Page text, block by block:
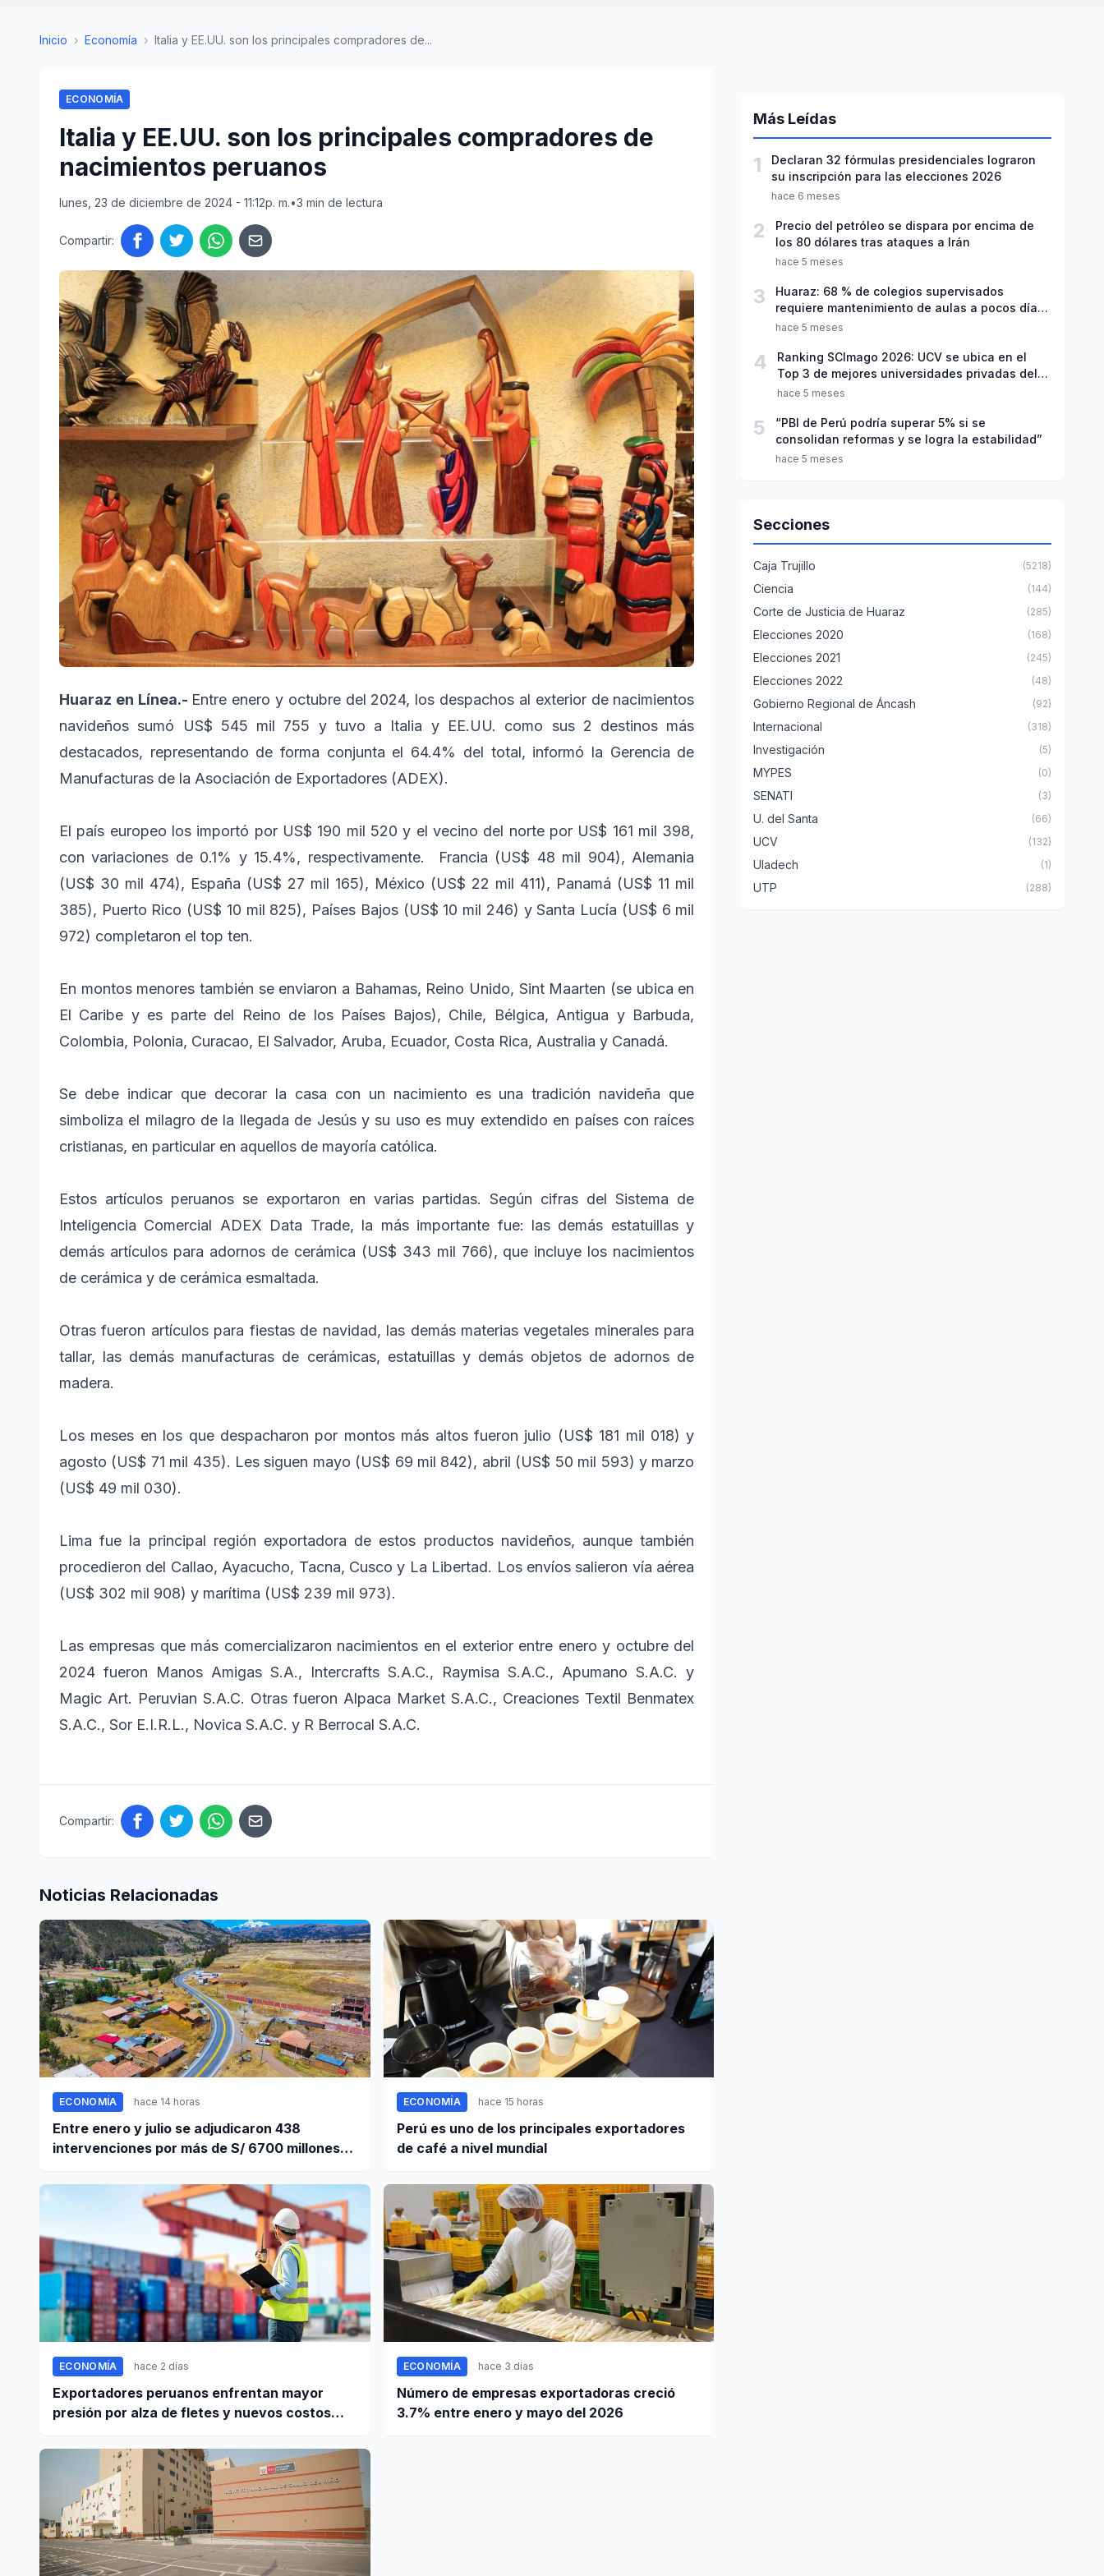
Inicio › Economía › Italia y EE.UU. son los principales compradores de...
ECONOMÍA
Italia y EE.UU. son los principales compradores de
nacimientos peruanos
lunes, 23 de diciembre de 2024 - 11:12p. m.•3 min de lectura
Compartir:
Huaraz en Línea.- Entre enero y octubre del 2024, los despachos al exterior de nacimientos
navideños sumó US$ 545 mil 755 y tuvo a Italia y EE.UU. como sus 2 destinos más
destacados, representando de forma conjunta el 64.4% del total, informó la Gerencia de
Manufacturas de la Asociación de Exportadores (ADEX).
El país europeo los importó por US$ 190 mil 520 y el vecino del norte por US$ 161 mil 398,
con variaciones de 0.1% y 15.4%, respectivamente. Francia (US$ 48 mil 904), Alemania
(US$ 30 mil 474), España (US$ 27 mil 165), México (US$ 22 mil 411), Panamá (US$ 11 mil
385), Puerto Rico (US$ 10 mil 825), Países Bajos (US$ 10 mil 246) y Santa Lucía (US$ 6 mil
972) completaron el top ten.
En montos menores también se enviaron a Bahamas, Reino Unido, Sint Maarten (se ubica en
El Caribe y es parte del Reino de los Países Bajos), Chile, Bélgica, Antigua y Barbuda,
Colombia, Polonia, Curacao, El Salvador, Aruba, Ecuador, Costa Rica, Australia y Canadá.
Se debe indicar que decorar la casa con un nacimiento es una tradición navideña que
simboliza el milagro de la llegada de Jesús y su uso es muy extendido en países con raíces
cristianas, en particular en aquellos de mayoría católica.
Estos artículos peruanos se exportaron en varias partidas. Según cifras del Sistema de
Inteligencia Comercial ADEX Data Trade, la más importante fue: las demás estatuillas y
demás artículos para adornos de cerámica (US$ 343 mil 766), que incluye los nacimientos
de cerámica y de cerámica esmaltada.
Otras fueron artículos para fiestas de navidad, las demás materias vegetales minerales para
tallar, las demás manufacturas de cerámicas, estatuillas y demás objetos de adornos de
madera.
Los meses en los que despacharon por montos más altos fueron julio (US$ 181 mil 018) y
agosto (US$ 71 mil 435). Les siguen mayo (US$ 69 mil 842), abril (US$ 50 mil 593) y marzo
(US$ 49 mil 030).
Lima fue la principal región exportadora de estos productos navideños, aunque también
procedieron del Callao, Ayacucho, Tacna, Cusco y La Libertad. Los envíos salieron vía aérea
(US$ 302 mil 908) y marítima (US$ 239 mil 973).
Las empresas que más comercializaron nacimientos en el exterior entre enero y octubre del
2024 fueron Manos Amigas S.A., Intercrafts S.A.C., Raymisa S.A.C., Apumano S.A.C. y
Magic Art. Peruvian S.A.C. Otras fueron Alpaca Market S.A.C., Creaciones Textil Benmatex
S.A.C., Sor E.I.R.L., Novica S.A.C. y R Berrocal S.A.C.
Compartir:
Noticias Relacionadas
ECONOMÍA hace 14 horas
Entre enero y julio se adjudicaron 438
intervenciones por más de S/ 6700 millones
ECONOMÍA hace 15 horas
Perú es uno de los principales exportadores
de café a nivel mundial
ECONOMÍA hace 2 días
Exportadores peruanos enfrentan mayor
presión por alza de fletes y nuevos costos
ECONOMÍA hace 3 días
Número de empresas exportadoras creció
3.7% entre enero y mayo del 2026
Más Leídas
1
Declaran 32 fórmulas presidenciales lograron
su inscripción para las elecciones 2026
hace 6 meses
2
Precio del petróleo se dispara por encima de
los 80 dólares tras ataques a Irán
hace 5 meses
3
Huaraz: 68 % de colegios supervisados
requiere mantenimiento de aulas a pocos días
de inicio del año escolar 2026
hace 5 meses
4
Ranking SCImago 2026: UCV se ubica en el
Top 3 de mejores universidades privadas del
Perú
hace 5 meses
5
“PBI de Perú podría superar 5% si se
consolidan reformas y se logra la estabilidad”
hace 5 meses
Secciones
Caja Trujillo (5218)
Ciencia (144)
Corte de Justicia de Huaraz (285)
Elecciones 2020 (168)
Elecciones 2021 (245)
Elecciones 2022 (48)
Gobierno Regional de Áncash (92)
Internacional (318)
Investigación (5)
MYPES (0)
SENATI (3)
U. del Santa (66)
UCV (132)
Uladech (1)
UTP (288)